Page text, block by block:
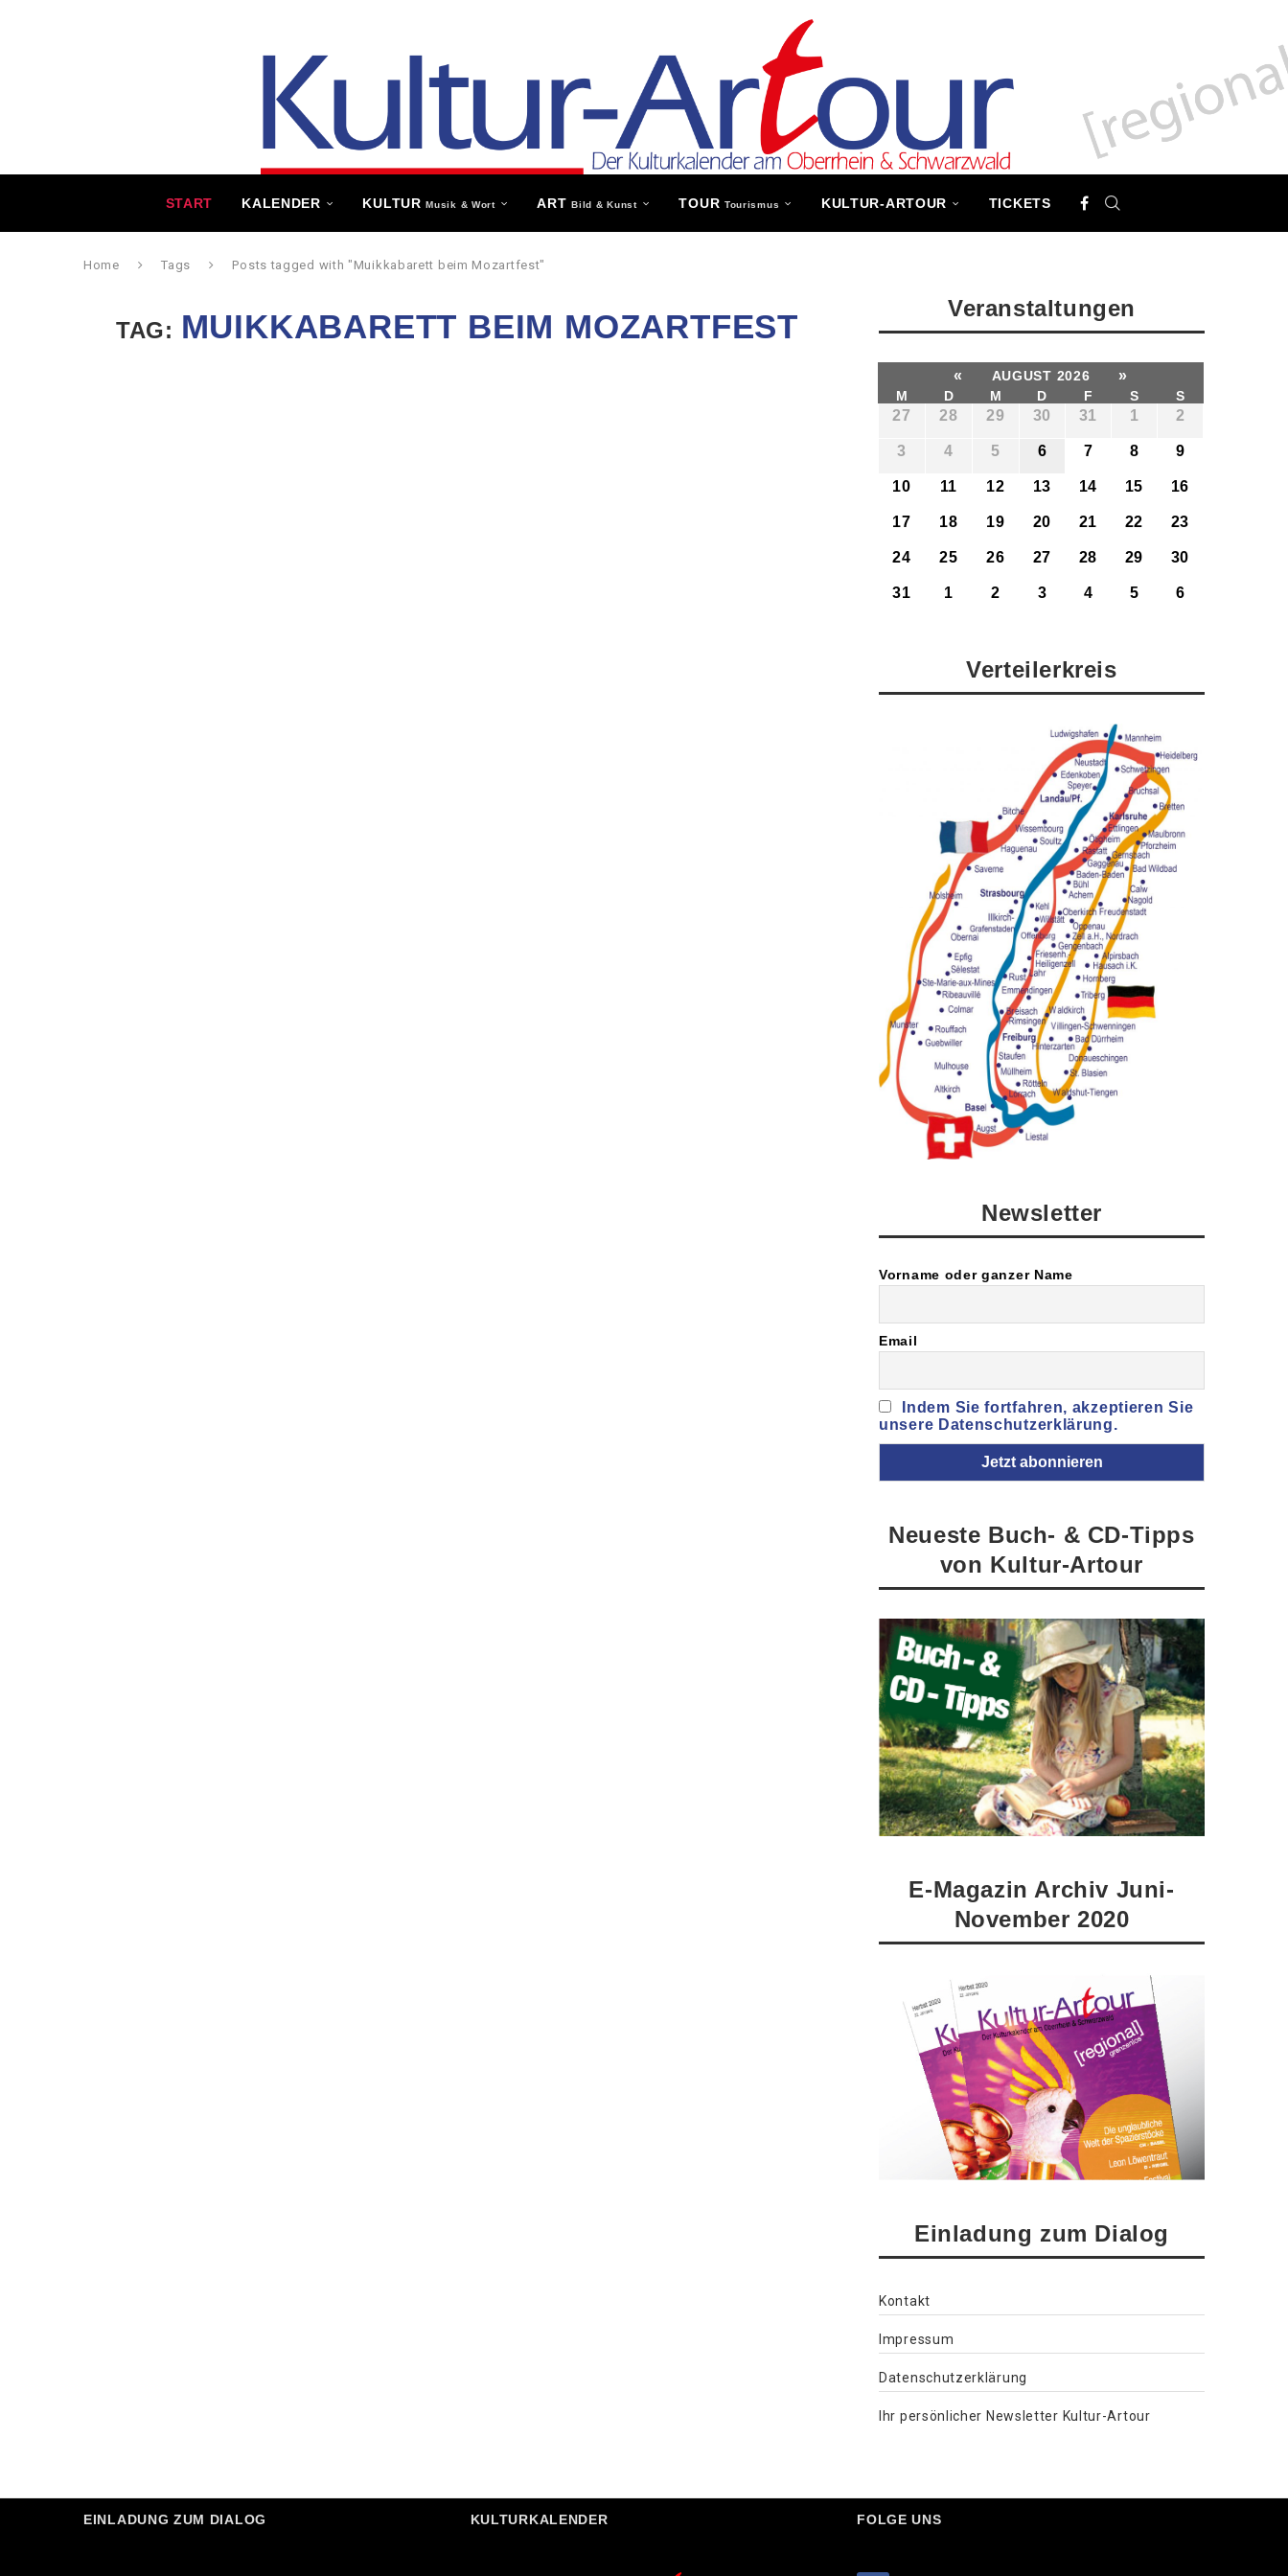
START KALENDER KULTURMusik & Wort ARTBild & Kunst TOUR Tourismus KULTUR-ARTOUR TICKETS
Home Tags Posts tagged with "Muikkabarett beim Mozartfest"
TAG: MUIKKABARETT BEIM MOZARTFEST Veranstaltungen
« AUGUST 2026 »
M D M D F S S
27 28 29 30 31 1 2
3 4 5 6 7 8 9
10 11 12 13 14 15 16
17 18 19 20 21 22 23
24 25 26 27 28 29 30
31 1 2 3 4 5 6
Verteilerkreis
Newsletter
Vorname oder ganzer Name
Email
Indem Sie fortfahren, akzeptieren Sie
unsere Datenschutzerklärung.
Neueste Buch- & CD-Tipps
von Kultur-Artour
E-Magazin Archiv Juni-
November 2020
Einladung zum Dialog
Kontakt
Impressum
Datenschutzerklärung
Ihr persönlicher Newsletter Kultur-Artour
EINLADUNG ZUM DIALOG KULTURKALENDER FOLGE UNS